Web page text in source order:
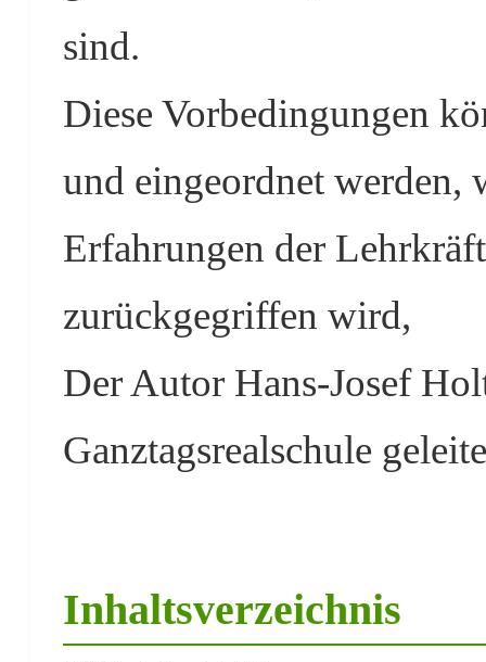
sind.
Diese Vorbedingungen
und eingeordnet werden,
Erfahrungen der
zurückgegriffen wird,
Der Autor Hans-Josef
Ganztagsrealschule
Inhaltsverzeichnis